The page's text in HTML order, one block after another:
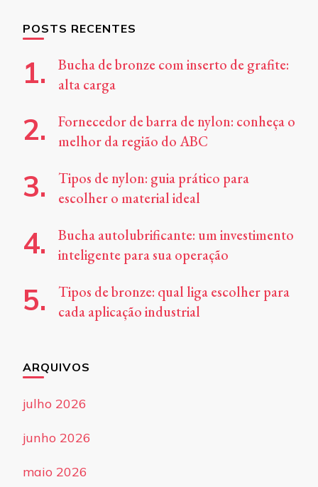
POSTS RECENTES
Bucha de bronze com inserto de grafite:
alta carga
Fornecedor de barra de nylon: conheça o
melhor da região do ABC
Tipos de nylon: guia prático para
escolher o material ideal
Bucha autolubrificante: um investimento
inteligente para sua operação
Tipos de bronze: qual liga escolher para
cada aplicação industrial
ARQUIVOS
julho 2026
junho 2026
maio 2026